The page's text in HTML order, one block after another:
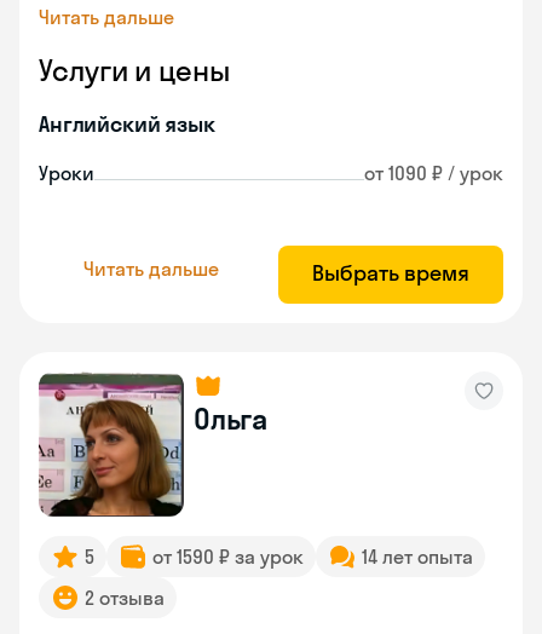
Читать дальше
Услуги и цены
Английский язык
Уроки от 1090 ₽ / урок
Читать дальше Выбрать время
Ольга
5 от 1590 ₽ за урок
14 лет опыта
2 отзыва